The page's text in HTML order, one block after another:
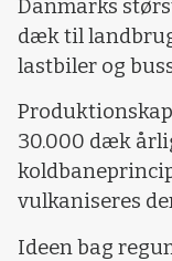
Danmarks
dæk til
lastbiler og
30.000 dæk
vulkaniseres
Ideen bag